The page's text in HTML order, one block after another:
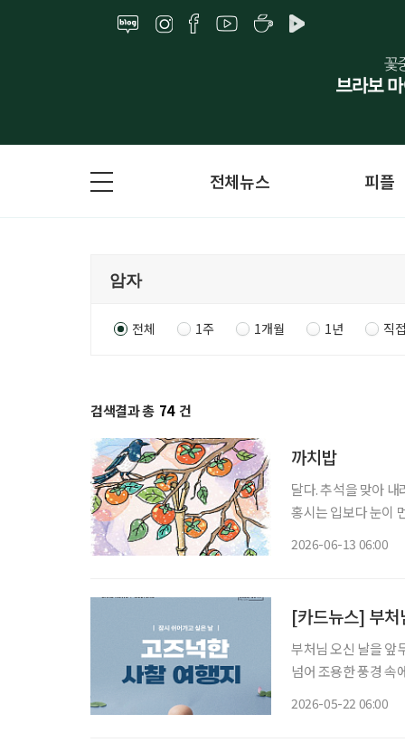
전체뉴스 피플
전체 1주 1개월 1년 직
검색결과 총 74 건
까치밥
달다. 추석을 맞아
홍시는 입보다 눈이
2026-06-13 06:00
[카드뉴스] 부처
부처님 오신 날을 앞
넘어 조용한 풍경 속
2026-05-22 06:00